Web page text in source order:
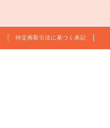
特定商取引法に基づく表記